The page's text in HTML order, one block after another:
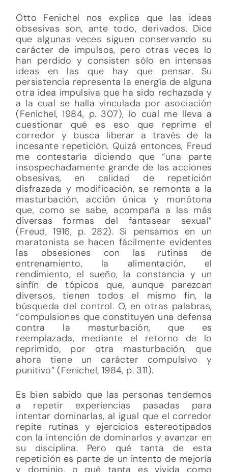
Otto Fenichel nos explica que las ideas
obsesivas son, ante todo, derivados. Dice
que algunas veces siguen conservando su
carácter de impulsos, pero otras veces lo
han perdido y consisten sólo en intensas
ideas en las que hay que pensar. Su
persistencia representa la energía de alguna
otra idea impulsiva que ha sido rechazada y
a la cual se halla vinculada por asociación
(Fenichel, 1984, p. 307), lo cual me lleva a
cuestionar qué es eso que reprime el
corredor y busca liberar a través de la
incesante repetición. Quizá entonces, Freud
me contestaría diciendo que “una parte
insospechadamente grande de las acciones
obsesivas, en calidad de repetición
disfrazada y modificación, se remonta a la
masturbación, acción única y monótona
que, como se sabe, acompaña a las más
diversas formas del fantasear sexual”
(Freud, 1916, p. 282). Si pensamos en un
maratonista se hacen fácilmente evidentes
las obsesiones con las rutinas de
entrenamiento, la alimentación, el
rendimiento, el sueño, la constancia y un
sinfín de tópicos que, aunque parezcan
diversos, tienen todos el mismo fin, la
búsqueda del control. O, en otras palabras,
“compulsiones que constituyen una defensa
contra la masturbación, que es
reemplazada, mediante el retorno de lo
reprimido, por otra masturbación, que
ahora tiene un carácter compulsivo y
punitivo” (Fenichel, 1984, p. 311).
Es bien sabido que las personas tendemos
a repetir experiencias pasadas para
intentar dominarlas, al igual que el corredor
repite rutinas y ejercicios estereotipados
con la intención de dominarlos y avanzar en
su disciplina. Pero qué tanta de esta
repetición es parte de un intento de mejoría
y dominio, o qué tanta es vivida como